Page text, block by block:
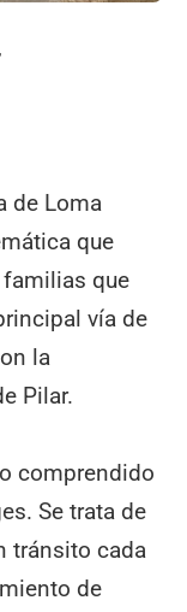
de Loma
que
que
vía de
la
Pilar.
comprendido
Se trata de
tránsito cada
de